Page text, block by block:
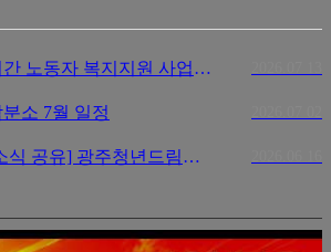
지지원 사업 선착순 서류 합격자 공고 (07.13.)
소 7월 일정
광주청년드림은행 생활경제특강(6.23)